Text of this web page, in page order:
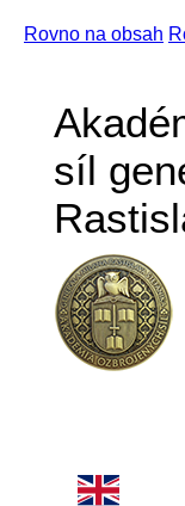
Rovno na obsah
síl